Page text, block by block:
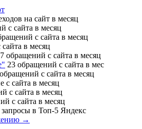
на сайт в месяц
с сайта в месяц
с сайта в месяц
в месяц
обращений с сайта в месяц
23 обращений с сайта в мес
с сайта в месяц
с сайта в месяц
с сайта в месяц
с сайта в месяц
запросы в Топ-5 Яндекс
→